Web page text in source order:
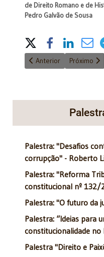
de Direito Romano e de
Pedro Galvão de Sousa
Share on
Artigo anterior: O novo
Anterior Próximo
Próximo
Palestra: "Desafios
corrupção" - Roberto
Palestra: "Reforma
constitucional nº 132/
Palestra: "O futuro da
Palestra: “Ideias para
constitucionalidade no
Palestra "Direito e